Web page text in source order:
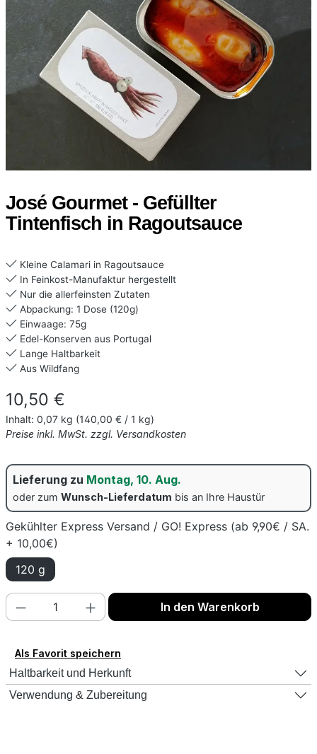
José Gourmet - Gefüllter
Tintenfisch in Ragoutsauce
Kleine Calamari in Ragoutsauce
In Feinkost-Manufaktur hergestellt
Nur die allerfeinsten Zutaten
Abpackung: 1 Dose (120g)
Einwaage: 75g
Edel-Konserven aus Portugal
Lange Haltbarkeit
Aus Wildfang
Regulärer Preis:
10,50 €
Inhalt: 0,07 kg (140,00 € / 1 kg)
Preise inkl. MwSt. zzgl. Versandkosten
Lieferung zu Montag, 10. Aug.
oder zum Wunsch-Lieferdatum bis an Ihre Haustür
Gekühlter Express Versand / GO! Express (ab 9,90€ / SA.
+ 10,00€)
120 g
Produkt Anzahl: Gib den gewünschten
In den Warenkorb
Als Favorit speichern
Haltbarkeit und Herkunft
Verwendung & Zubereitung